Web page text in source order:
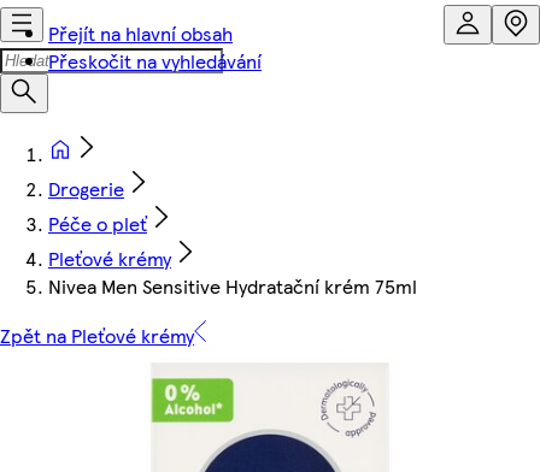
Přejít na hlavní obsah
Přeskočit na vyhledávání
Drogerie
Péče o pleť
Pleťové krémy
Nivea Men Sensitive Hydratační krém 75ml
Zpět na Pleťové krémy